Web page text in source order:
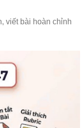
viết bài hoàn chỉnh